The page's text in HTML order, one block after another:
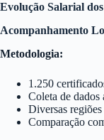
Evolução Salarial
Acompanhamento
Metodologia:
1.250
Coleta de dados
Diversas regiões
Comparação